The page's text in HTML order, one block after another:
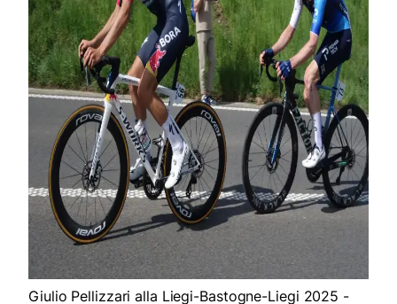
Giulio Pellizzari alla Liegi-Bastogne-Liegi 2025 -